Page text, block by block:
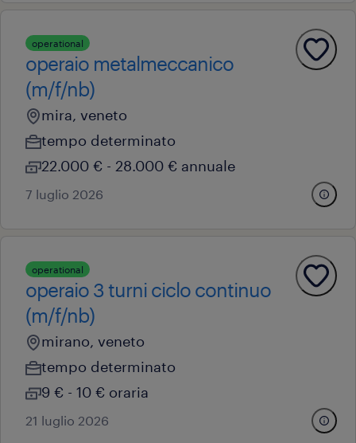
operational
operaio metalmeccanico
(m/f/nb)
mira, veneto
tempo determinato
22.000 € - 28.000 € annuale
7 luglio 2026
operational
operaio 3 turni ciclo continuo
(m/f/nb)
mirano, veneto
tempo determinato
9 € - 10 € oraria
21 luglio 2026